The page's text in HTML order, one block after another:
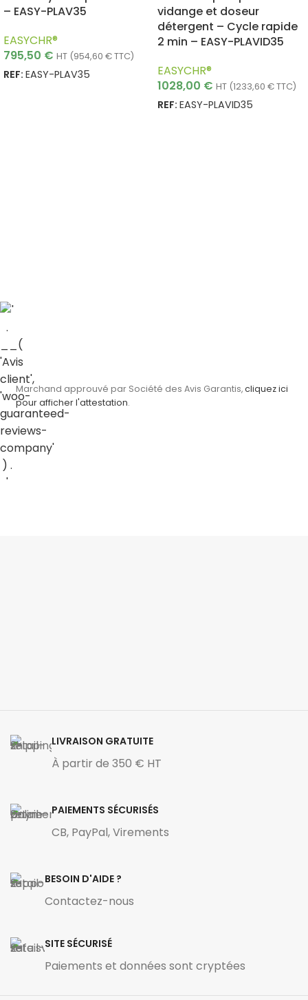
– EASY-PLAV35
EASYCHR®
795,50 € HT (954,60 €TTC)
REF: EASY-PLAV35
vidange et doseur
détergent – Cycle rapide
2 min – EASY-PLAVID35
EASYCHR®
1028,00 € HT (1233,60 €TTC)
REF: EASY-PLAVID35
Marchand approuvé par Société des Avis Garantis,cliquez ici
pour afficher l'attestation.
LIVRAISON GRATUITE
À partir de 350 € HT
PAIEMENTS SÉCURISÉS
CB, PayPal, Virements
BESOIN D'AIDE ?
Contactez-nous
SITE SÉCURISÉ
Paiements et données sont cryptées